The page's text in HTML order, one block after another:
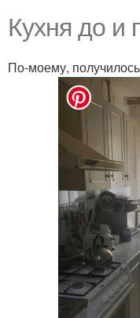
Кухня до и
По-моему,